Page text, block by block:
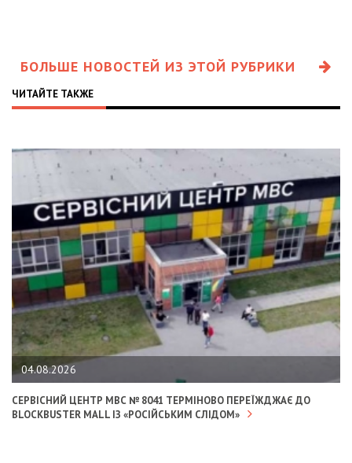
БОЛЬШЕ НОВОСТЕЙ ИЗ ЭТОЙ РУБРИКИ
ЧИТАЙТЕ ТАКЖЕ
04.08.2026
СЕРВІСНИЙ ЦЕНТР МВС № 8041 ТЕРМІНОВО ПЕРЕЇЖДЖАЄ ДО
BLOCKBUSTER MALL ІЗ «РОСІЙСЬКИМ СЛІДОМ»